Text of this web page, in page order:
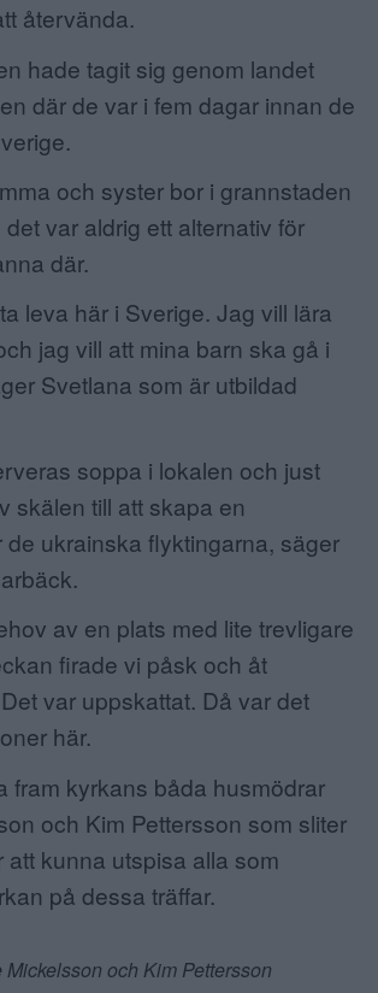
återvända.
hade tagit sig genom landet
där de var i fem dagar innan de
och syster bor i grannstaden
var aldrig ett alternativ för
där.
leva här i Sverige. Jag vill lära
jag vill att mina barn ska gå i
Svetlana som är utbildad
soppa i lokalen och just
skälen till att skapa en
de ukrainska flyktingarna, säger
av en plats med lite trevligare
firade vi påsk och åt
var uppskattat. Då var det
här.
fram kyrkans båda husmödrar
och Kim Pettersson som sliter
att kunna utspisa alla som
på dessa träffar.
och Kim Pettersson